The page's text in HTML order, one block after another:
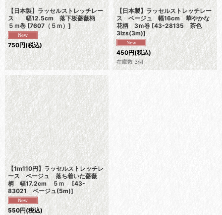
【日本製】ラッセルストレッチレー
ス 幅12.5cm 落下板薔薇柄
５ｍ巻 [7607（５ｍ）]
750円(税込)
【日本製】ラッセルストレッチレー
ス ベージュ 幅16cm 華やかな
花柄 3ｍ巻 [43-28135 茶色
3lzs(3m)]
450円(税込)
在庫数 3個
【1m110円】ラッセルストレッチレ
ース ベージュ 落ち着いた薔薇
柄 幅17.2cm ５ｍ [43-
83021 ベージュ(5m)]
550円(税込)